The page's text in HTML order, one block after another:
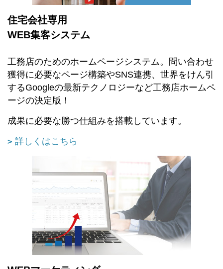
住宅会社専用
WEB集客システム
工務店のためのホームページシステム。 問い合わせ
獲得に必要なページ構築やSNS連携、世界をけん引
するGoogleの最新テクノロジーなど工務店ホームペ
ージの決定版！
成果に必要な勝つ仕組みを搭載しています。
詳しくはこちら